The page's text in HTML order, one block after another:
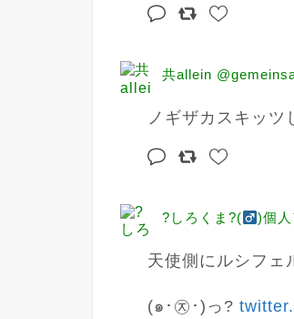
共allein
ノギザカスキッツ
?しろくま?( )個
天使側にルシフェ
(๑･㉨･)っ?